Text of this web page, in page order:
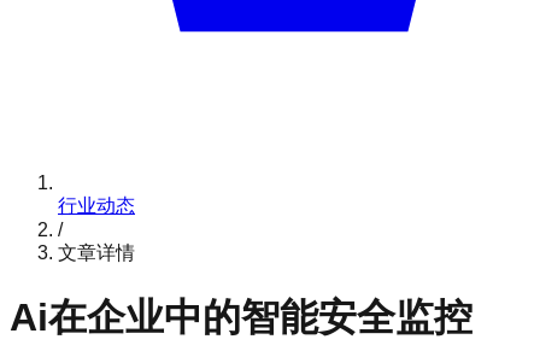
行业动态
/
文章详情
Ai在企业中的智能安全监控